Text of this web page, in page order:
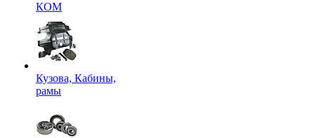
КОМ
Кузова, Кабины,
рамы